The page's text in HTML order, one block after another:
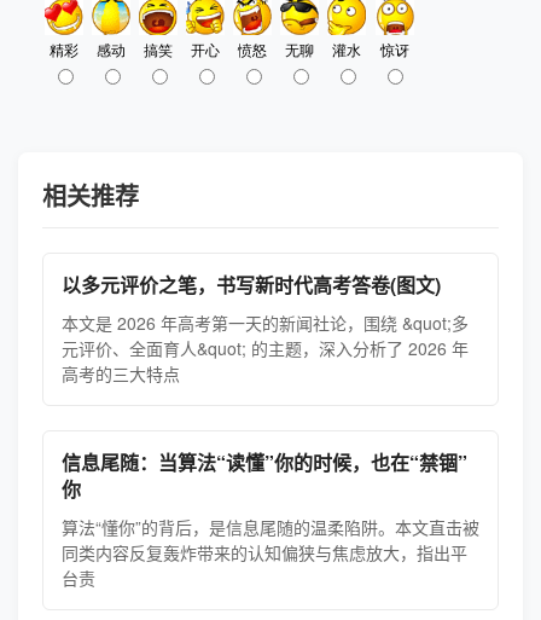
相关推荐
以多元评价之笔，书写新时代高考答卷(图文)
本文是 2026 年高考第一天的新闻社论，围绕 &quot;多
元评价、全面育人&quot; 的主题，深入分析了 2026 年
高考的三大特点
信息尾随：当算法“读懂”你的时候，也在“禁锢”
你
算法“懂你”的背后，是信息尾随的温柔陷阱。本文直击被
同类内容反复轰炸带来的认知偏狭与焦虑放大，指出平
台责